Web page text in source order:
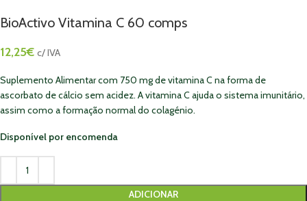
BioActivo Vitamina C 60 comps
12,25€ c/ IVA
Suplemento Alimentar com 750 mg de vitamina C na forma de
ascorbato de cálcio sem acidez. A vitamina C ajuda o sistema imunitário,
assim como a formação normal do colagénio.
Disponível por encomenda
ADICIONAR